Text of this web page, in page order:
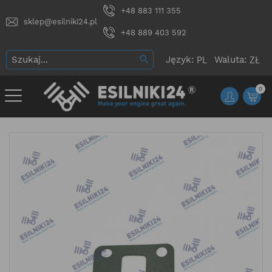
sklep@esilniki24.pl
+48 883 111 355
+48 889 403 592
Język: Waluta:
0